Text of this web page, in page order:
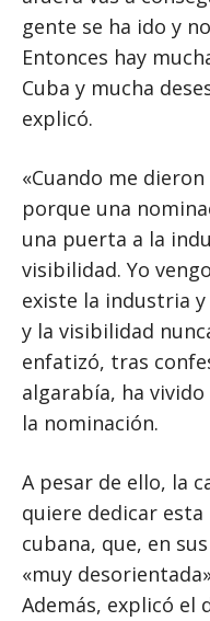
gente se ha ido y
Entonces hay
Cuba y mucha
explicó.
«Cuando me
porque una
una puerta a la
visibilidad. Yo
existe la industria
y la visibilidad
enfatizó, tras
algarabía, ha
la nominación.
A pesar de ello, la
quiere dedicar
cubana, que, en
«muy
Además, explicó